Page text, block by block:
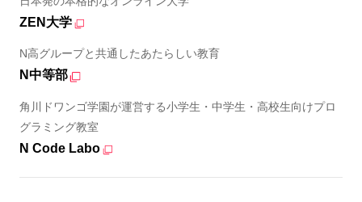
ZEN大学
N高グループと共通したあたらしい教育
N中等部
角川ドワンゴ学園が運営する小学生・中学生・高校生向けプロ
グラミング教室
N Code Labo